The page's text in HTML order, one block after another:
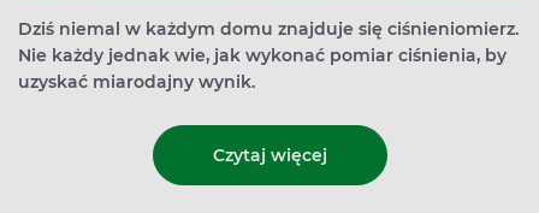
Dziś niemal w każdym domu znajduje się ciśnieniomierz.
Nie każdy jednak wie, jak wykonać pomiar ciśnienia, by
uzyskać miarodajny wynik.
Czytaj więcej